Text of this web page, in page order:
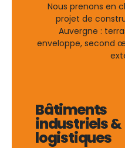
Nous prenons en
projet de
Auvergne :
enveloppe, second
Bâtiments
industriels &
logistiques